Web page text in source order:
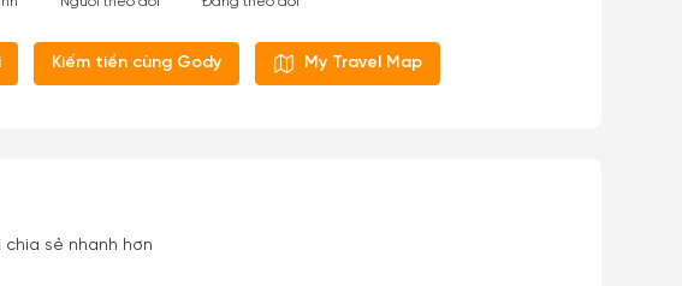
Kiếm tiền cùng Gody My Travel Map
sẻ nhanh hơn